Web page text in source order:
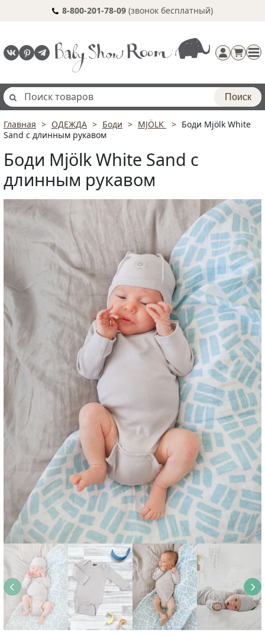
8-800-201-78-09 (звонок бесплатный)
Регистрация
Поиск
Главная ОДЕЖДА Боди MJÖLK
Боди Mjölk White
Sand с длинным рукавом
Боди Mjölk White Sand с
длинным рукавом